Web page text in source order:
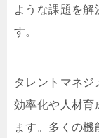
ような課題を
す。
タレントマネ
効率化や人材育
ます。多くの機